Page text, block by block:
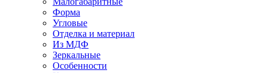
Форма
Угловые
Отделка и материал
Из МДФ
Зеркальные
Особенности